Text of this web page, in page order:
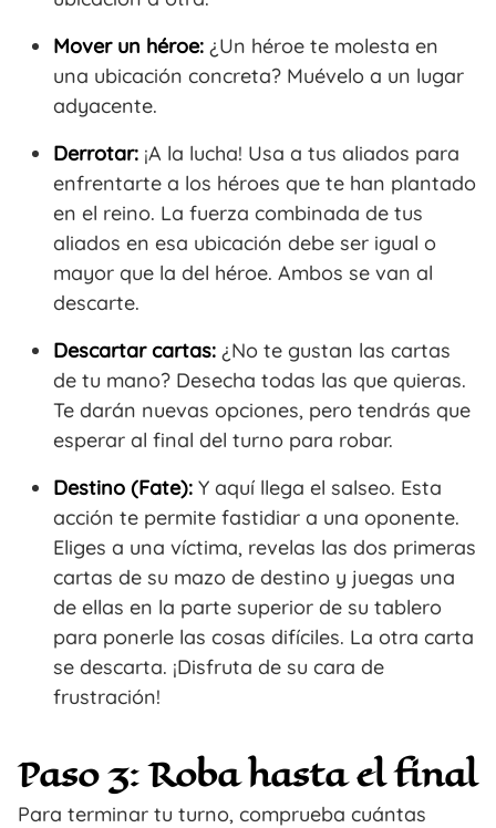
Mover un héroe: ¿Un héroe te molesta en
una ubicación concreta? Muévelo a un lugar
adyacente.
Derrotar: ¡A la lucha! Usa a tus aliados para
enfrentarte a los héroes que te han plantado
en el reino. La fuerza combinada de tus
aliados en esa ubicación debe ser igual o
mayor que la del héroe. Ambos se van al
descarte.
Descartar cartas: ¿No te gustan las cartas
de tu mano? Desecha todas las que quieras.
Te darán nuevas opciones, pero tendrás que
esperar al final del turno para robar.
Destino (Fate): Y aquí llega el salseo. Esta
acción te permite fastidiar a una oponente.
Eliges a una víctima, revelas las dos primeras
cartas de su mazo de destino y juegas una
de ellas en la parte superior de su tablero
para ponerle las cosas difíciles. La otra carta
se descarta. ¡Disfruta de su cara de
frustración!
Paso 3: Roba hasta el final
Para terminar tu turno, comprueba cuántas